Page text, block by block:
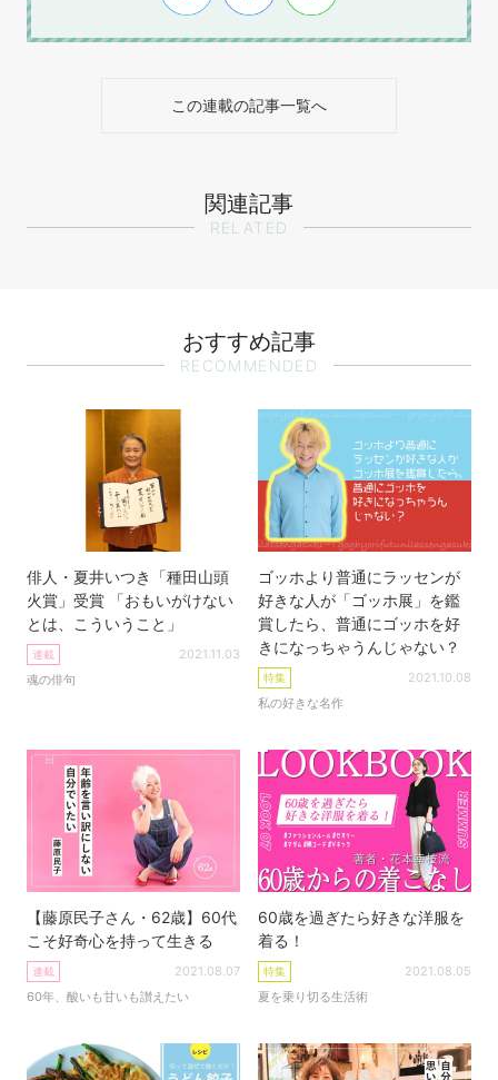
この連載の記事一覧へ
関連記事
RELATED
おすすめ記事
RECOMMENDED
俳人・夏井いつき「種田山頭
火賞」受賞 「おもいがけない
とは、こういうこと」
連載
魂の俳句
2021.11.03
ゴッホより普通にラッセンが
好きな人が「ゴッホ展」を鑑
賞したら、普通にゴッホを好
きになっちゃうんじゃない？
特集
私の好きな名作
2021.10.08
【藤原民子さん・62歳】60代
こそ好奇心を持って生きる
連載
60年、酸いも甘いも讃えたい
2021.08.07
60歳を過ぎたら好きな洋服を
着る！
特集
夏を乗り切る生活術
2021.08.05